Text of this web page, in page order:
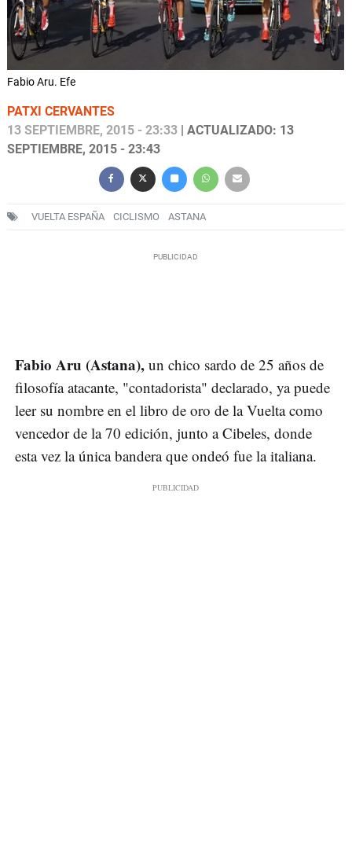
Fabio Aru. Efe
PATXI CERVANTES
13 SEPTIEMBRE, 2015 - 23:33 | ACTUALIZADO: 13
SEPTIEMBRE, 2015 - 23:43
VUELTA ESPAÑA CICLISMO ASTANA
Fabio Aru (Astana), un chico sardo de 25 años de
filosofía atacante, "contadorista" declarado, ya puede
leer su nombre en el libro de oro de la Vuelta como
vencedor de la 70 edición, junto a Cibeles, donde
esta vez la única bandera que ondeó fue la italiana.